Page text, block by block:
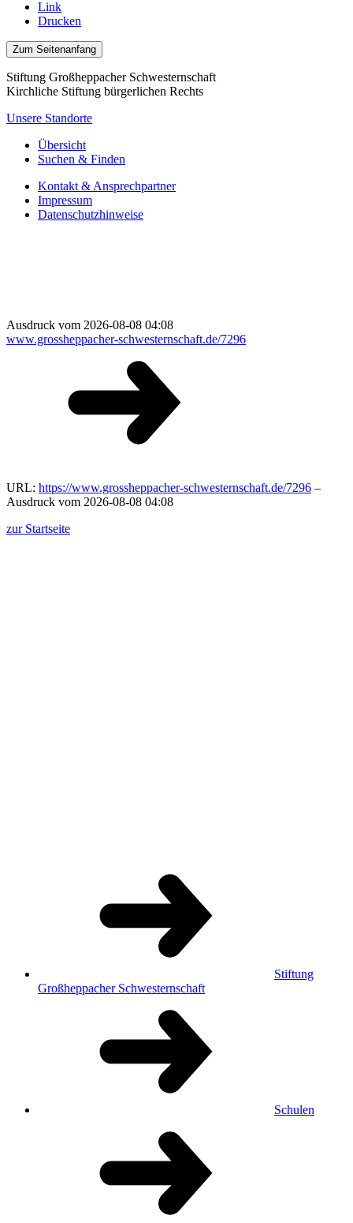
Link
Drucken
Zum Seitenanfang
Stiftung Großheppacher Schwesternschaft
Kirchliche Stiftung bürgerlichen Rechts
Unsere Standorte
Übersicht
Suchen & Finden
Kontakt & Ansprechpartner
Impressum
Datenschutzhinweise
Ausdruck vom 2026-08-08 04:08
www.grossheppacher-schwesternschaft.de/7296
URL: https://www.grossheppacher-schwesternschaft.de/7296 –
Ausdruck vom 2026-08-08 04:08
zur Startseite
Stiftung
Großheppacher Schwesternschaft
Schulen